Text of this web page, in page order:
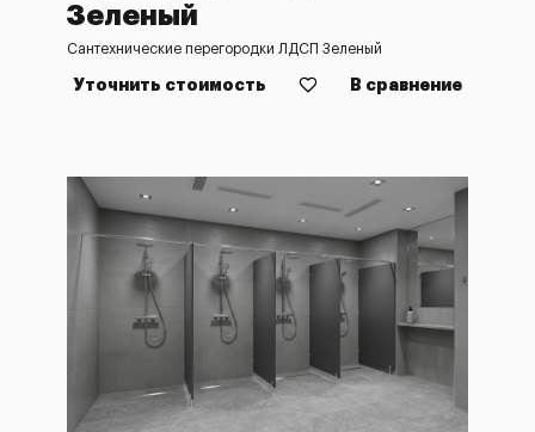
Зеленый
Сантехнические перегородки ЛДСП Зеленый
Уточнить стоимость В сравнение